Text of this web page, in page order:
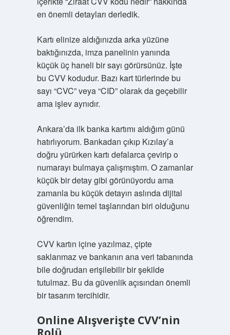
en önemli detayları derledik.
Kartı elinize aldığınızda arka yüzüne
baktığınızda, imza panelinin yanında
küçük üç haneli bir sayı görürsünüz. İşte
bu CVV kodudur. Bazı kart türlerinde bu
sayı “CVC” veya “CID” olarak da geçebilir
ama işlev aynıdır.
Ankara’da ilk banka kartımı aldığım günü
hatırlıyorum. Bankadan çıkıp Kızılay’a
doğru yürürken kartı defalarca çevirip o
numarayı bulmaya çalışmıştım. O zamanlar
küçük bir detay gibi görünüyordu ama
zamanla bu küçük detayın aslında dijital
güvenliğin temel taşlarından biri olduğunu
öğrendim.
CVV kartın içine yazılmaz, çipte
saklanmaz ve bankanın ana veri tabanında
bile doğrudan erişilebilir bir şekilde
tutulmaz. Bu da güvenlik açısından önemli
bir tasarım tercihidir.
Online Alışverişte CVV’nin